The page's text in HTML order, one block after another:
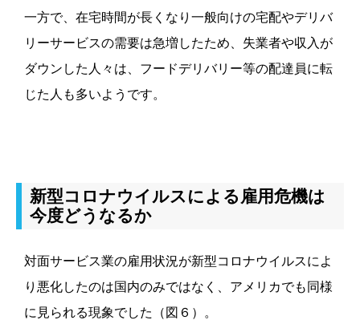
一方で、在宅時間が長くなり一般向けの宅配やデリバ
リーサービスの需要は急増したため、失業者や収入が
ダウンした人々は、フードデリバリー等の配達員に転
じた人も多いようです。
新型コロナウイルスによる雇用危機は
今度どうなるか
対面サービス業の雇用状況が新型コロナウイルスによ
り悪化したのは国内のみではなく、アメリカでも同様
に見られる現象でした（図６）。